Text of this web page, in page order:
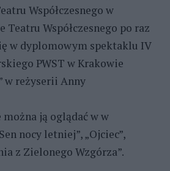
Współczesnego w
Teatru Współczesnego po raz
w dyplomowym spektaklu IV
PWST w Krakowie
w reżyserii Anny
ją oglądać w w
nocy letniej”, „Ojciec”,
z Zielonego Wzgórza”.